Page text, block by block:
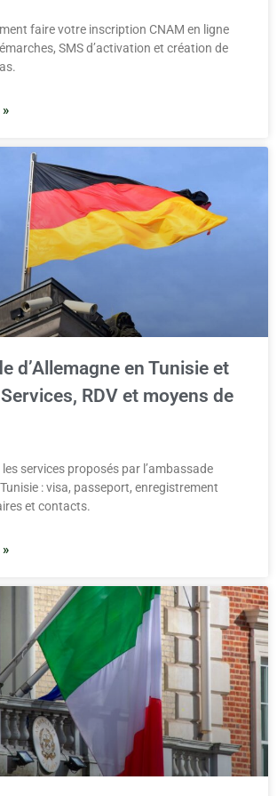
faire votre inscription CNAM en ligne
SMS d’activation et création de
d’Allemagne en Tunisie et
RDV et moyens de
services proposés par l’ambassade
: visa, passeport, enregistrement
et contacts.